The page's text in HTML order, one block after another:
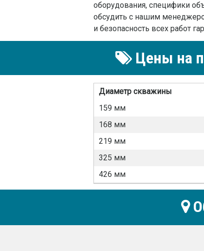
оборудования, специфики
обсудить с нашим
и безопасность всех работ
Цены на
Диаметр скважины
159 мм
168 мм
219 мм
325 мм
426 мм